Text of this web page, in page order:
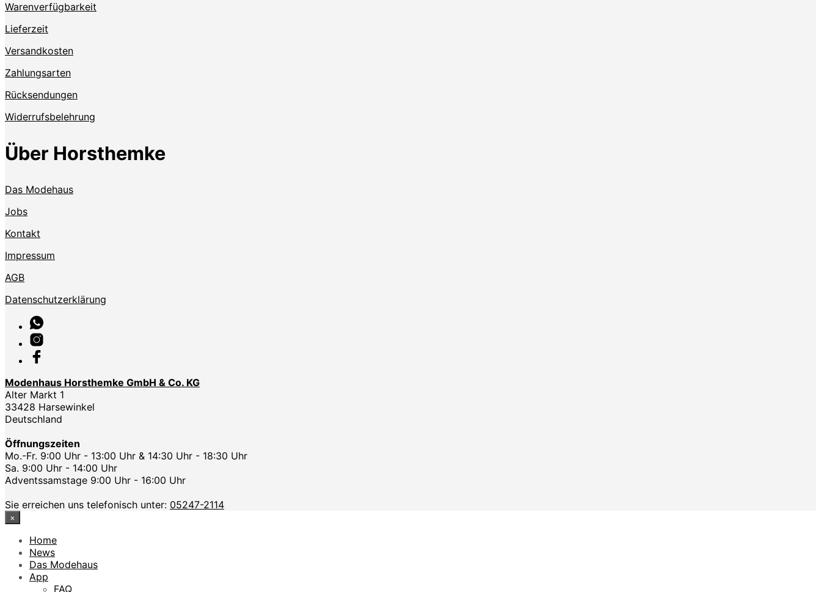
Warenverfügbarkeit
Lieferzeit
Versandkosten
Zahlungsarten
Rücksendungen
Widerrufsbelehrung
Über Horsthemke
Das Modehaus
Jobs
Kontakt
Impressum
AGB
Datenschutzerklärung
Modenhaus Horsthemke GmbH & Co. KG
Alter Markt 1
33428 Harsewinkel
Deutschland
Öffnungszeiten
Mo.-Fr. 9:00 Uhr - 13:00 Uhr & 14:30 Uhr - 18:30 Uhr
Sa. 9:00 Uhr - 14:00 Uhr
Adventssamstage 9:00 Uhr - 16:00 Uhr
Sie erreichen uns telefonisch unter: 05247-2114
×
Home
News
Das Modehaus
App
FAQ